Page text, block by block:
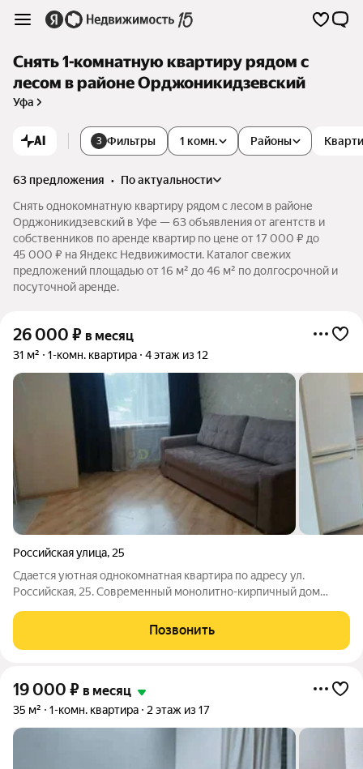
Снять 1-комнатную квартиру рядом с
лесом в районе Орджоникидзевский
Уфа
AI 3 Фильтры 1 комн. Районы
63 предложения •
по актуальности
Снять однокомнатную квартиру рядом с лесом в районе
Орджоникидзевский в Уфе — 63 объявления от агентств и
собственников по аренде квартир по цене от 17 000 ₽ до
45 000 ₽ на Яндекс Недвижимости. Каталог свежих
предложений площадью от 16 м² до 46 м² по долгосрочной и
посуточной аренде.
26 000 ₽ в месяц
31 м² 1-комн. квартира 4 этаж из 12
Российская улица, 25
Сдается уютная однокомнатная квартира по адресу ул.
Российская, 25. Современный монолитно-кирпичный дом
ост. Театр Кукол. В квартире есть все для комфортного
проживания: кондиционер, кухонный
Позвонить
19 000 ₽ в месяц
35 м² 1-комн. квартира 2 этаж из 17